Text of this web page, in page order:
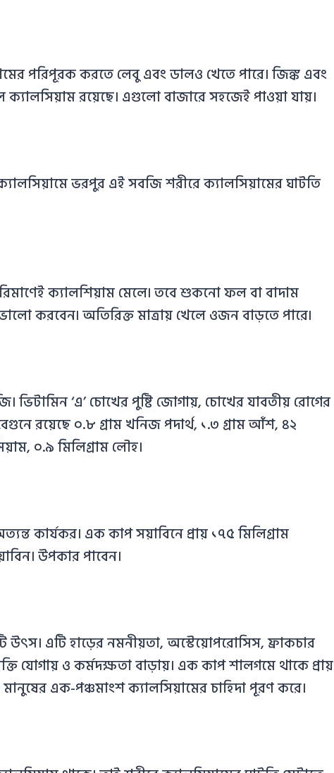
পরিপূরক করতে লেবু এবং ডালও খেতে পারে। জিঙ্ক এবং
রয়েছে। এগুলো বাজারে সহজেই পাওয়া যায়।
ভরপুর এই সবজি শরীরে ক্যালসিয়ামের ঘাটতি
ক্যালশিয়াম মেলে৷ তবে শুকনো ফল বা বাদাম
করবেন৷ অতিরিক্ত মাত্রায় খেলে ওজন বাড়তে পারে৷
ভিটামিন ‘এ’ চোখের পুষ্টি জোগায়, চোখের যাবতীয় রোগের
রয়েছে ০.৮ গ্রাম খনিজ পদার্থ, ১.৩ গ্রাম আঁশ, ৪২
০.৯ মিলিগ্রাম লৌহ।
কার্যকর। এক কাপ সয়াবিনে প্রায় ১৭৫ মিলিগ্রাম
উপকার পাবেন।
এটি হাড়ের নমনীয়তা, অস্টেয়োপরোসিস, ফ্রাকচার
যোগায় ও কর্মদক্ষতা বাড়ায়। এক কাপ শালগমে থাকে প্রায়
এক-পঞ্চমাংশ ক্যালসিয়ামের চাহিদা পূরণ করে।